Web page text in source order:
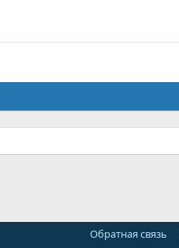
Обратная связь